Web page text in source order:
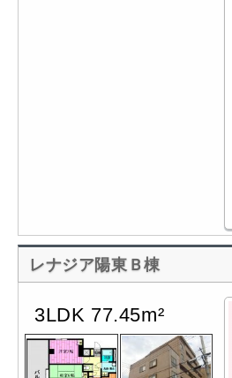
レナジア陽東Ｂ棟
3LDK 77.45m²